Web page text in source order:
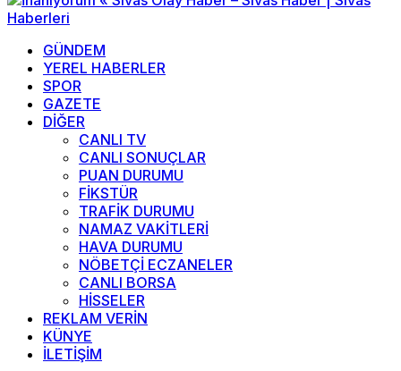
GÜNDEM
YEREL HABERLER
SPOR
GAZETE
DİĞER
CANLI TV
CANLI SONUÇLAR
PUAN DURUMU
FİKSTÜR
TRAFİK DURUMU
NAMAZ VAKİTLERİ
HAVA DURUMU
NÖBETÇİ ECZANELER
CANLI BORSA
HİSSELER
REKLAM VERİN
KÜNYE
İLETİŞİM